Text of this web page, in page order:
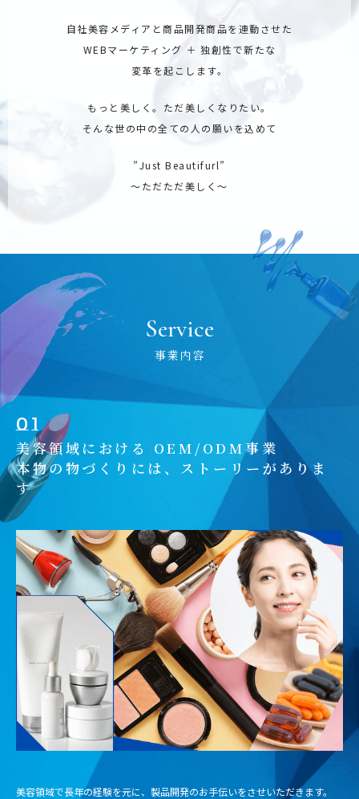
自社美容メディアと商品開発商品を連動させた
WEBマーケティング ＋ 独創性で新たな
変革を起こします。
もっと美しく。ただ美しくなりたい。
そんな世の中の全ての人の願いを込めて
”Just Beautifurl”
～ただただ美しく～
Service
事業内容
01
美容領域における OEM/ODM事業
本物の物づくりには、ストーリーがありま
す
美容領域で長年の経験を元に、製品開発のお手伝いをさせいただきます。